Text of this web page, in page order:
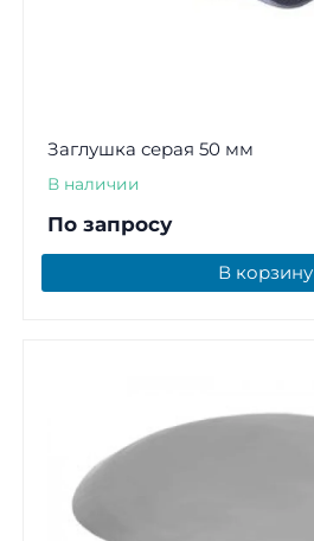
Заглушка серая 50 мм
В наличии
По запросу
В корзину